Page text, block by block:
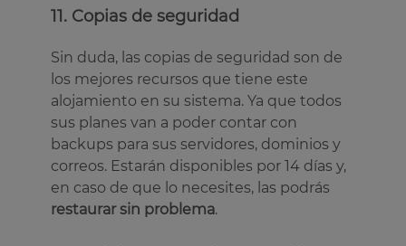
11. Copias de seguridad
Sin duda, las copias de seguridad son de
los mejores recursos que tiene este
alojamiento en su sistema. Ya que todos
sus planes van a poder contar con
backups para sus servidores, dominios y
correos. Estarán disponibles por 14 días y,
en caso de que lo necesites, las podrás
restaurar sin problema.